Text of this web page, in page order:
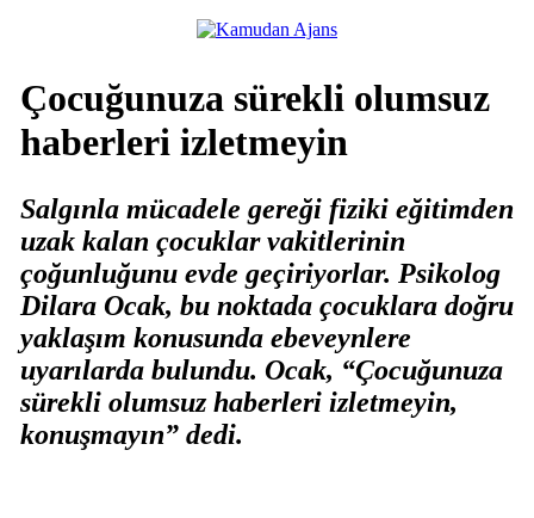
Çocuğunuza sürekli olumsuz
haberleri izletmeyin
Salgınla mücadele gereği fiziki eğitimden
uzak kalan çocuklar vakitlerinin
çoğunluğunu evde geçiriyorlar. Psikolog
Dilara Ocak, bu noktada çocuklara doğru
yaklaşım konusunda ebeveynlere
uyarılarda bulundu. Ocak, “Çocuğunuza
sürekli olumsuz haberleri izletmeyin,
konuşmayın” dedi.